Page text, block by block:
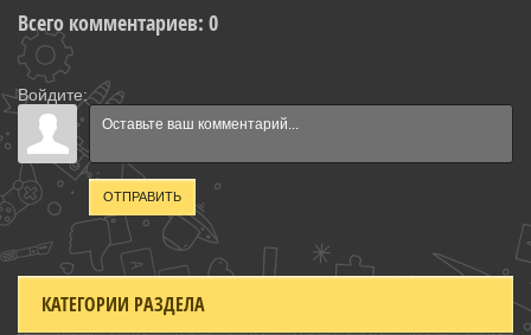
Всего комментариев: 0
Войдите:
ОТПРАВИТЬ
КАТЕГОРИИ РАЗДЕЛА